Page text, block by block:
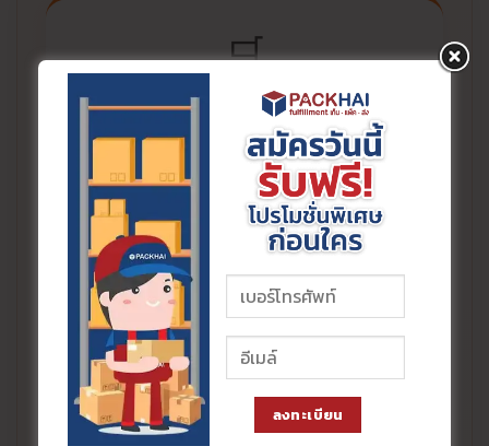
🛒
Commission Fee
ค่าธรรมเนียมการขายตามหมวดหมู่สินค้า
💳
Payment Fee
ค่าธรรมเนียมชำระเงินจากยอดขายรวม
ลงทะเบียน